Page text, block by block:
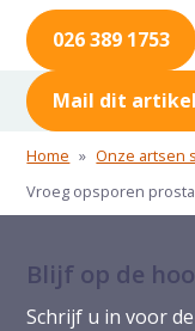
026 389 1753
Mail dit
Home » Onze artsen
Vroeg opsporen
Blijf op de
Schrijf u in voor